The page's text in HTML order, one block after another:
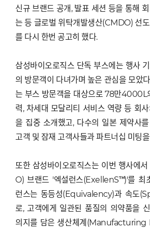
신규 브랜드 공개, 발표 세션 등을 통해
는 등 글로벌 위탁개발생산(CMDO) 선도
를 다시 한번 공고히 했다.
삼성바이오로직스 단독 부스에는 행사
의 방문객이 다녀가며 높은 관심을 모았
는 부스 방문객을 대상으로 78만4000L
력, 차세대 모달리티 서비스 역량 등 회
을 집중 소개했고, 다수의 일본 제약사
고객 및 잠재 고객사들과 파트너십 미팅
또한 삼성바이오로직스는 이번 행사에
O) 브랜드 '엑설런스(ExellenS™)'를 최
런스는 동등성(Equivalency)과 속도
로, 고객에게 일관된 품질의 의약품을
의지를 담은 생산체계(Manufacturing